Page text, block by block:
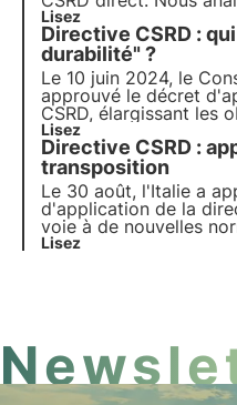
réformes initiées en
une longueur d'avance
en matière de transition
Lisez
Directive CSRD :
durabilité" ?
Le 10 juin 2024, le
approuvé le décret
CSRD, élargissant les
introduisant l'"auditeur
pour certifier la
développement
consultez cet article.
Lisez
Directive CSRD :
transposition
Le 30 août, l'Italie a
d'application de la
voie à de nouvelles
durable pour les
Lisez